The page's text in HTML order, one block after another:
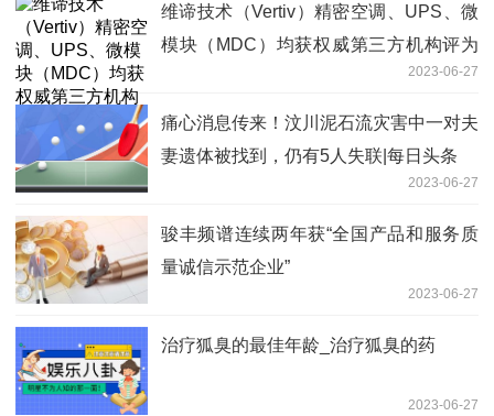
维谛技术（Vertiv）精密空调、UPS、微
模块（MDC）均获权威第三方机构评为
2023-06-27
痛心消息传来！汶川泥石流灾害中一对夫
妻遗体被找到，仍有5人失联|每日头条
2023-06-27
骏丰频谱连续两年获“全国产品和服务质
量诚信示范企业”
2023-06-27
治疗狐臭的最佳年龄_治疗狐臭的药
2023-06-27